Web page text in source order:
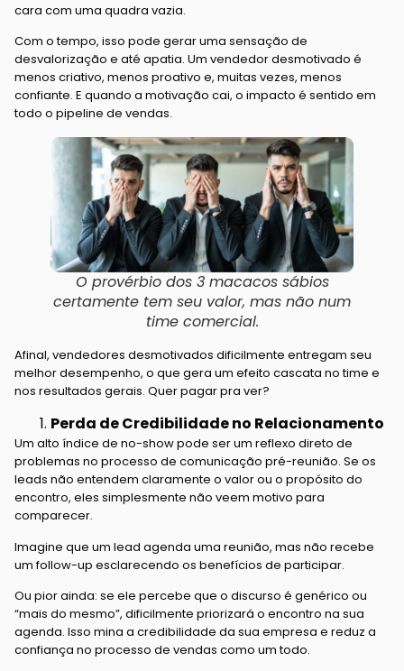
cara com uma quadra vazia.
Com o tempo, isso pode gerar uma sensação de
desvalorização e até apatia. Um vendedor desmotivado é
menos criativo, menos proativo e, muitas vezes, menos
confiante. E quando a motivação cai, o impacto é sentido em
todo o pipeline de vendas.
O provérbio dos 3 macacos sábios
certamente tem seu valor, mas não num
time comercial.
Afinal, vendedores desmotivados dificilmente entregam seu
melhor desempenho, o que gera um efeito cascata no time e
nos resultados gerais. Quer pagar pra ver?
Perda de Credibilidade no Relacionamento
Um alto índice de no-show pode ser um reflexo direto de
problemas no processo de comunicação pré-reunião. Se os
leads não entendem claramente o valor ou o propósito do
encontro, eles simplesmente não veem motivo para
comparecer.
Imagine que um lead agenda uma reunião, mas não recebe
um follow-up esclarecendo os benefícios de participar.
Ou pior ainda: se ele percebe que o discurso é genérico ou
“mais do mesmo”, dificilmente priorizará o encontro na sua
agenda. Isso mina a credibilidade da sua empresa e reduz a
confiança no processo de vendas como um todo.